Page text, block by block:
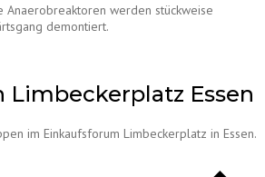
Anaerobreaktoren werden stückweise
demontiert.
Limbeckerplatz Essen
im Einkaufsforum Limbeckerplatz in Essen.